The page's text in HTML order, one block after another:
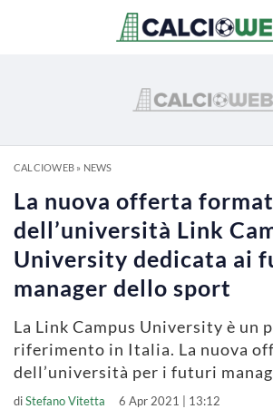
CALCIOWEB» NEWS
La nuova offerta
dell’università Link
University dedicata ai
manager dello sport
La Link Campus University è un
riferimento in Italia. La nuova
dell’università per i futuri
diStefano Vitetta 6 Apr 2021 | 13:12